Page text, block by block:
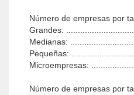
Número de empresas por
Grandes:
Medianas:
Pequeñas:
Microempresas:
Número de empresas por